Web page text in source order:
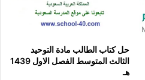
حل كتاب الطالب مادة التوحيد
الثالث المتوسط الفصل الاول 1439
هـ